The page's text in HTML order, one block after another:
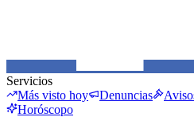
Servicios
Más visto hoy
Denuncias
Horóscopo